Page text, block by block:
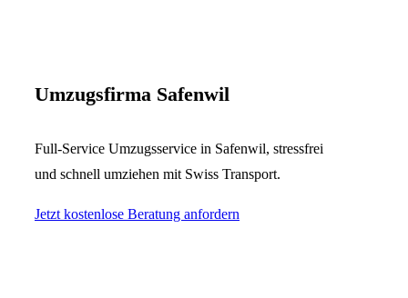
Umzugsfirma Safenwil
Full-Service Umzugsservice in Safenwil, stressfrei
und schnell umziehen mit Swiss Transport.
Jetzt kostenlose Beratung anfordern